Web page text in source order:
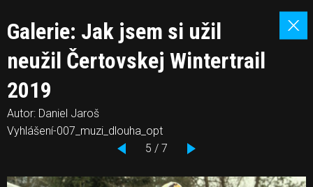
Galerie: Jak jsem si užil
neužil Čertovskej Wintertrail
2019
Autor: Daniel Jaroš
Vyhlášení-007_muzi_dlouha_opt
5 / 7